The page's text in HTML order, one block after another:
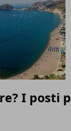
I posti